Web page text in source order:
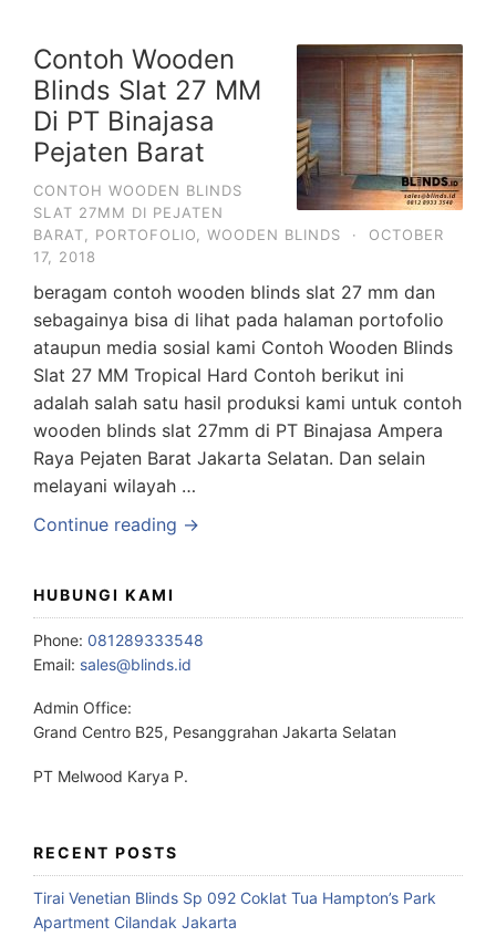
Contoh Wooden
Blinds Slat 27 MM
Di PT Binajasa
Pejaten Barat
CONTOH WOODEN BLINDS
SLAT 27MM DI PEJATEN
BARAT
PORTOFOLIO WOODEN BLINDS ·
OCTOBER
17, 2018
beragam contoh wooden blinds slat 27 mm dan
sebagainya bisa di lihat pada halaman portofolio
ataupun media sosial kami Contoh Wooden Blinds
Slat 27 MM Tropical Hard Contoh berikut ini
adalah salah satu hasil produksi kami untuk contoh
wooden blinds slat 27mm di PT Binajasa Ampera
Raya Pejaten Barat Jakarta Selatan. Dan selain
melayani wilayah …
Continue reading →
HUBUNGI KAMI
Phone: 081289333548
Email: sales@blinds.id
Admin Office:
Grand Centro B25, Pesanggrahan Jakarta Selatan
PT Melwood Karya P.
RECENT POSTS
Tirai Venetian Blinds Sp 092 Coklat Tua Hampton’s Park
Apartment Cilandak Jakarta